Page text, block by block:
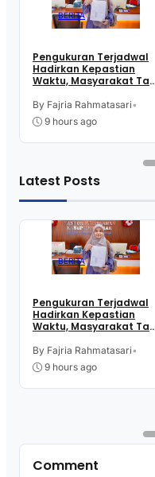
BERITA
Pengukuran Terjadwal
Hadirkan Kepastian
Waktu, Masyarakat Tak
Layanan Pertanahan
By Fajria Rahmatasari•
9 hours ago
Latest Posts
BERITA
Pengukuran Terjadwal
Hadirkan Kepastian
Waktu, Masyarakat Tak
Layanan Pertanahan
By Fajria Rahmatasari•
9 hours ago
Comment